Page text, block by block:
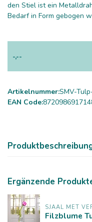
den Stiel ist ein
Bedarf in Form gebogen
-,--
Artikelnummer:SMV-
EAN Code:
Ergänzende
SJAAL MET
Filzblume